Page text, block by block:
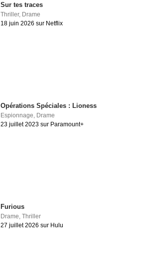
Sur tes traces
Thriller, Drame
18 juin 2026 sur Netflix
Opérations Spéciales : Lioness
Espionnage, Drame
23 juillet 2023 sur Paramount+
Furious
Drame,Thriller
27 juillet 2026 sur Hulu